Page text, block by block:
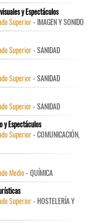
y Espectáculos
Superior- IMAGEN Y SONIDO
Superior- SANIDAD
Superior- SANIDAD
Superior- SANIDAD
y Espectáculos
Superior- COMUNICACIÓN,
Medio- QUÍMICA
Superior- HOSTELERÍA Y